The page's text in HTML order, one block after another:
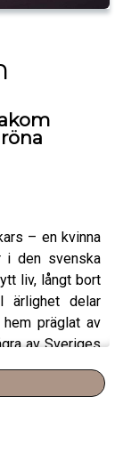
– en kvinna
i den svenska
liv, långt bort
ärlighet delar
präglat av
av Sveriges
hon in i